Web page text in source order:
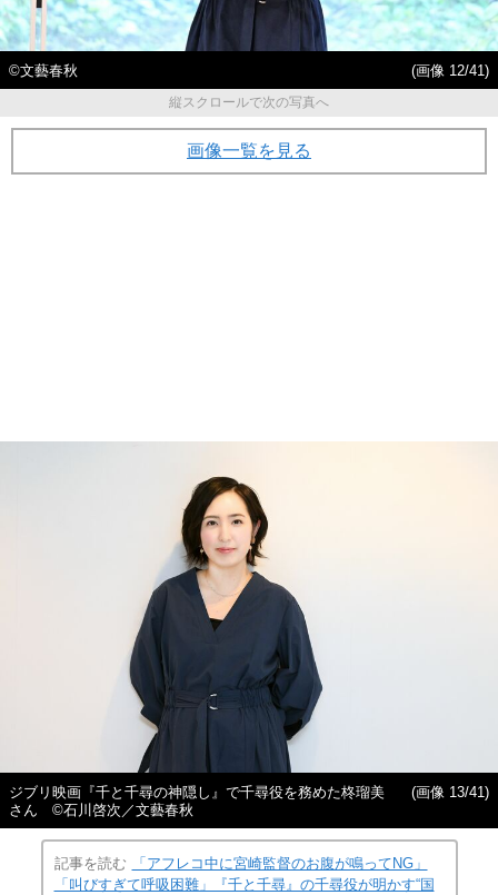
©文藝春秋
(画像 12/41)
縦スクロールで次の写真へ
画像一覧を見る
ジブリ映画『千と千尋の神隠し』で千尋役を務めた柊瑠美
さん ©石川啓次／文藝春秋
(画像 13/41)
記事を読む
「アフレコ中に宮崎監督のお腹が鳴ってNG」
「叫びすぎて呼吸困難」『千と千尋』の千尋役が明かす“国